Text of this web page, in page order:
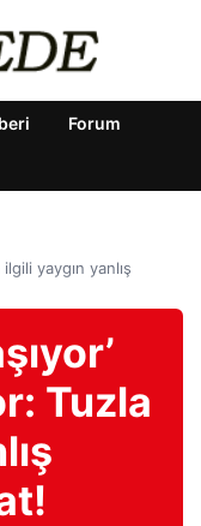
Forum
yaygın yanlış
Tuzla